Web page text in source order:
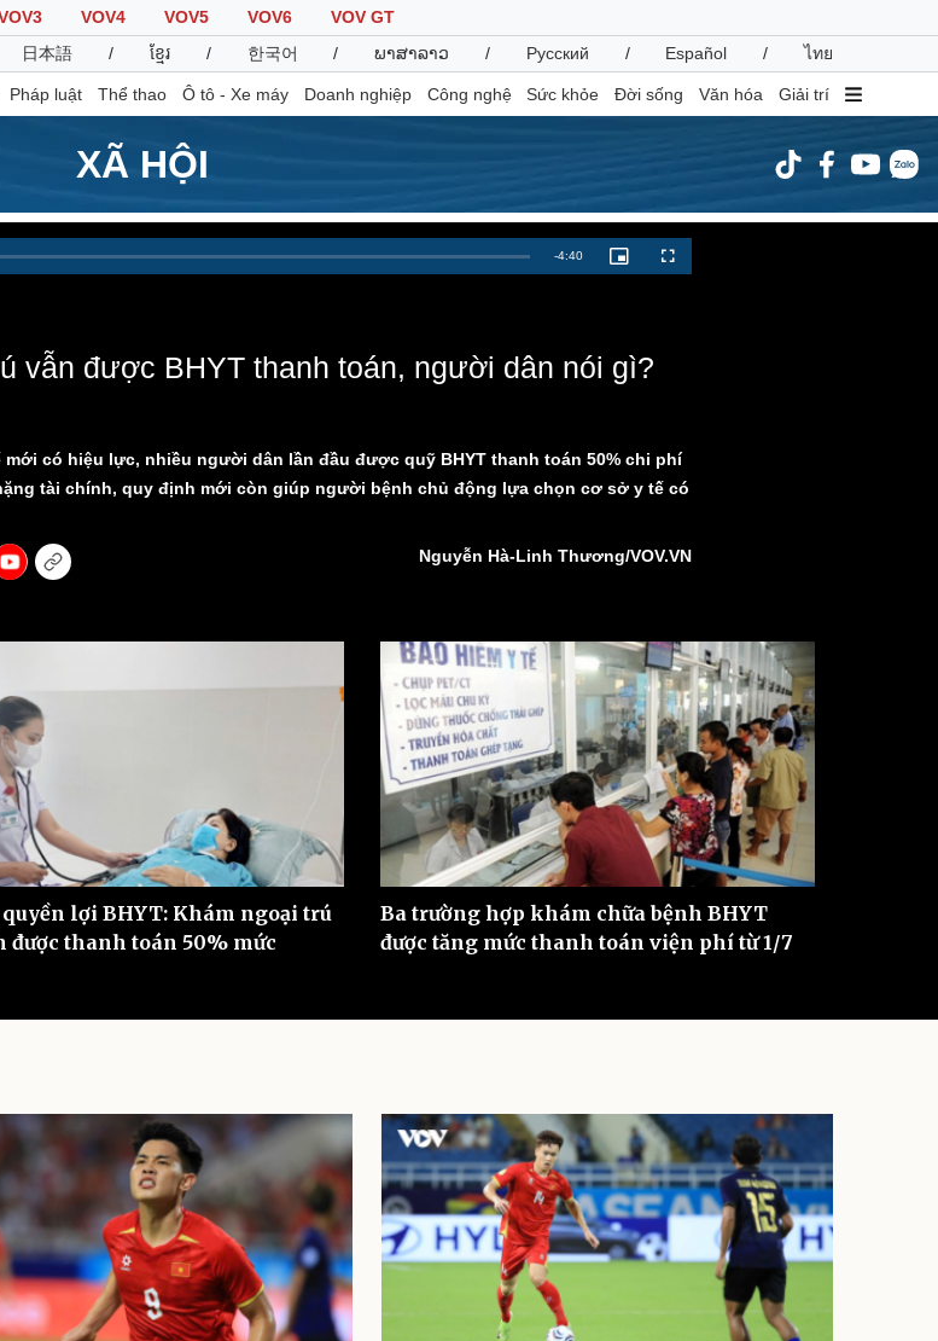
VOV4 VOV5 VOV6
VOV GT
日本語 / ខ្មែរ / 한국어 / ພາສາລາວ / Русский / Español / ไทย
Pháp luật Thể thao Ô tô - Xe máy Doanh nghiệp Công nghệ Sức khỏe Đời sống Văn hóa Giải trí
XÃ HỘI
Multimedia
Infographic
Kinh tế
Thị trường
Chứng khoán
Giá cà phê
Ô tô - Xe máy
Ô tô
Doanh nghiệp
Thông tin doanh nghiệp
Vì cộng đồng
Công nghệ
Sành điệu
Chuyển đổi số
ảnh
Tư vấn
Săn Tour
check-in
Câu chuyện thời sự
Đọc truyện đêm khuya
Cửa sổ tình yêu
Kể chuyện cho bé
Hạt giống tâm hồn
Remaining
-4:40
Picture-
in-
Fullscreen
vẫn được BHYT thanh toán, người dân nói gì?
mới có hiệu lực, nhiều người dân lần đầu được quỹ BHYT thanh toán 50% chi phí
tài chính, quy định mới còn giúp người bệnh chủ động lựa chọn cơ sở y tế có
Nguyễn Hà-Linh Thương/VOV.VN
lợi BHYT: Khám ngoại trú
được thanh toán 50% mức
Ba trường hợp khám chữa bệnh BHYT
được tăng mức thanh toán viện phí từ 1/7